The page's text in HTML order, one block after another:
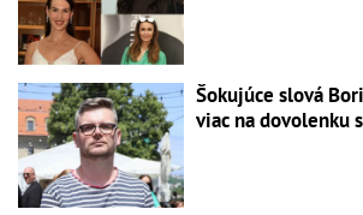
Šokujúce slová
viac na dovolenku